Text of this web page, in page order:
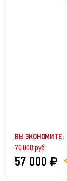
ВЫ ЭКОНОМИТЕ:
70 000 руб.
57 000